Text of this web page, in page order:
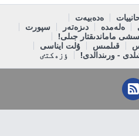
ەدەبيەت
ەلەمدە دىزەتەر
سپورت
ماماندىقتار جىلى!
قىلمىس
ۇلت ايناسى
- ورىندالدى! ٶزەكتٸ